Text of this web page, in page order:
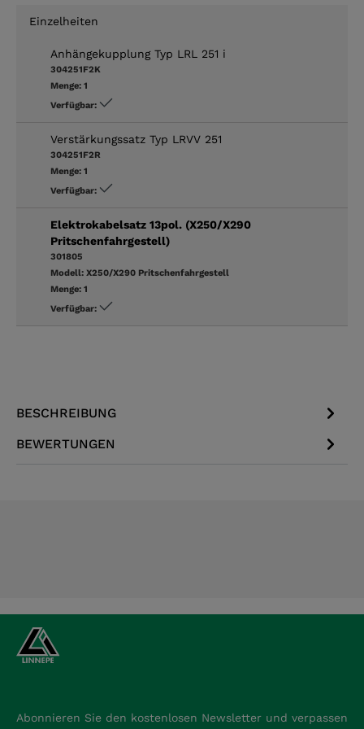
Einzelheiten
Anhängekupplung Typ LRL 251 i
304251F2K
Menge: 1
Verfügbar:
Verstärkungssatz Typ LRVV 251
304251F2R
Menge: 1
Verfügbar:
Elektrokabelsatz 13pol. (X250/X290
Pritschenfahrgestell)
301805
Modell: X250/X290 Pritschenfahrgestell
Menge: 1
Verfügbar:
BESCHREIBUNG
BEWERTUNGEN
Abonnieren Sie den kostenlosen Newsletter und verpassen